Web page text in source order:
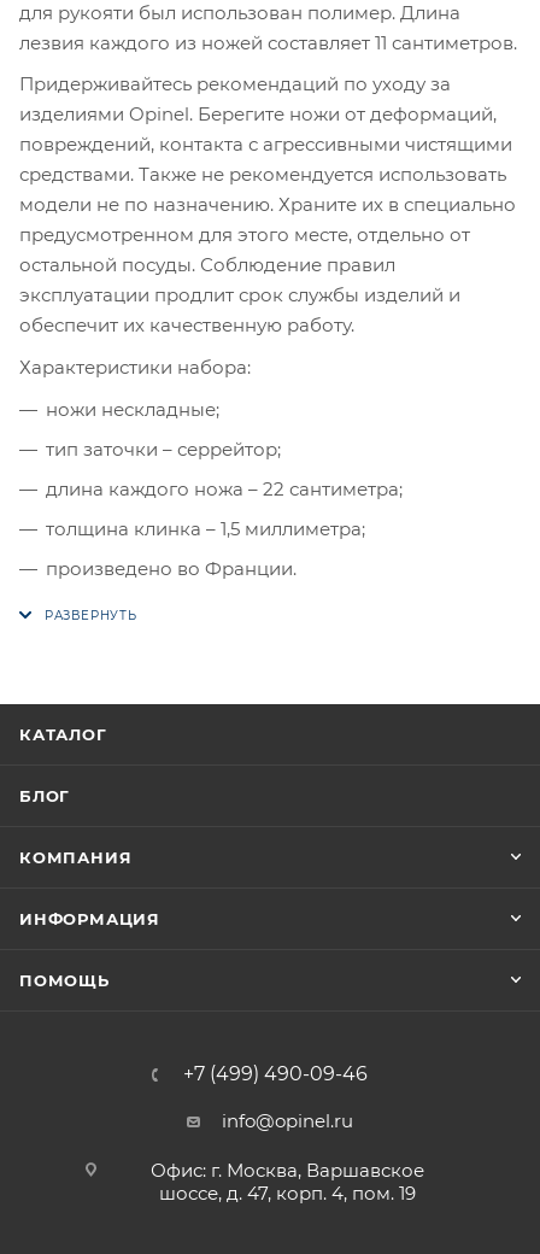
для рукояти был использован полимер. Длина
лезвия каждого из ножей составляет 11 сантиметров.
Придерживайтесь рекомендаций по уходу за
изделиями Opinel. Берегите ножи от деформаций,
повреждений, контакта с агрессивными чистящими
средствами. Также не рекомендуется использовать
модели не по назначению. Храните их в специально
предусмотренном для этого месте, отдельно от
остальной посуды. Соблюдение правил
эксплуатации продлит срок службы изделий и
обеспечит их качественную работу.
Характеристики набора:
ножи нескладные;
тип заточки – серрейтор;
длина каждого ножа – 22 сантиметра;
толщина клинка – 1,5 миллиметра;
произведено во Франции.
КАТАЛОГ
БЛОГ
КОМПАНИЯ
ИНФОРМАЦИЯ
ПОМОЩЬ
+7 (499) 490-09-46
info@opinel.ru
Офис: г. Москва, Варшавское
шоссе, д. 47, корп. 4, пом. 19